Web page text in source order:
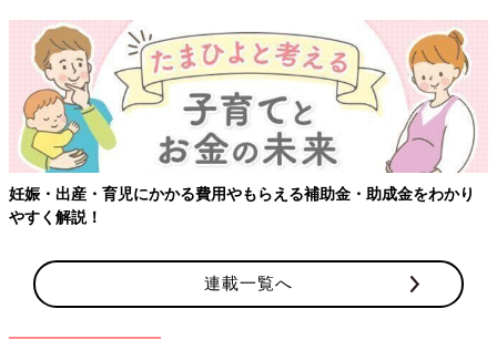
【ワクチン接種できるものも】妊婦の感染症対策、知っておいて！
連載一覧へ